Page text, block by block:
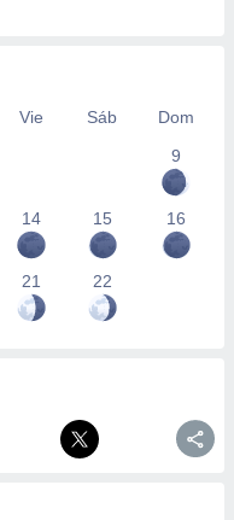
Vie Sáb
Dom
9
14 15 16
21 22